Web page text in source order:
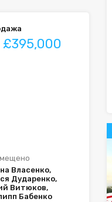
£395,000
Власенко,
Дударенко,
Витюков,
Бабенко